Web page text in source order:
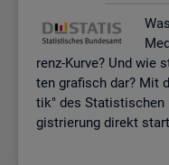
renz-Kurve? Und wie
ten gra­fisch dar? Mit
tik" des Sta­tis­ti­schen
gis­trie­rung di­rekt